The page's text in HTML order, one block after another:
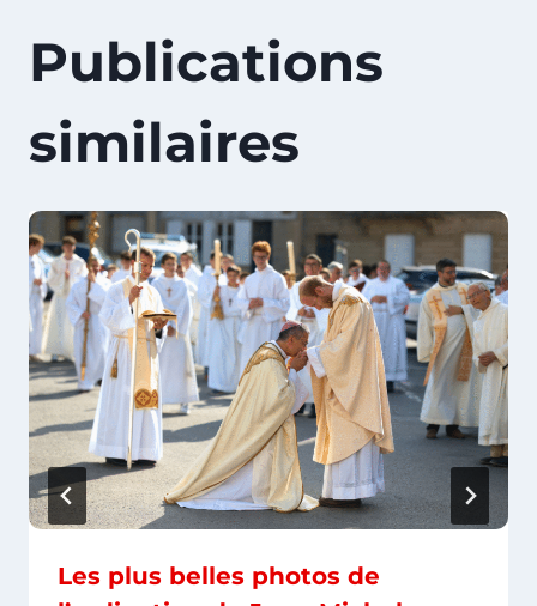
Publications
similaires
Les plus belles photos de